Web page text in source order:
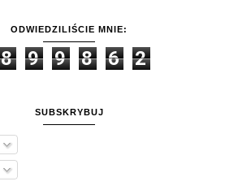
ODWIEDZILIŚCIE MNIE:
8 9 9 8 6 2
SUBSKRYBUJ